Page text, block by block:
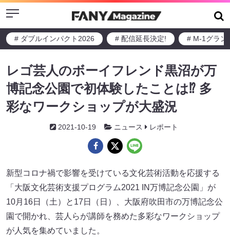
Menu
# ダブルインパクト2026 # 配信延長決定! # M-1グラン
レゴ芸人のボーイフレンド黒沼が万
博記念公園で初体験したことは⁉ 多
彩なワークショップが大盛況
2021-10-19 ニュース レポート
新型コロナ禍で影響を受けている文化芸術活動を応援する
「大阪文化芸術支援プログラム2021 IN万博記念公園」が
10月16日（土）と17日（日）、大阪府吹田市の万博記念公
園で開かれ、芸人らが講師を務めた多彩なワークショップ
が人気を集めていました。